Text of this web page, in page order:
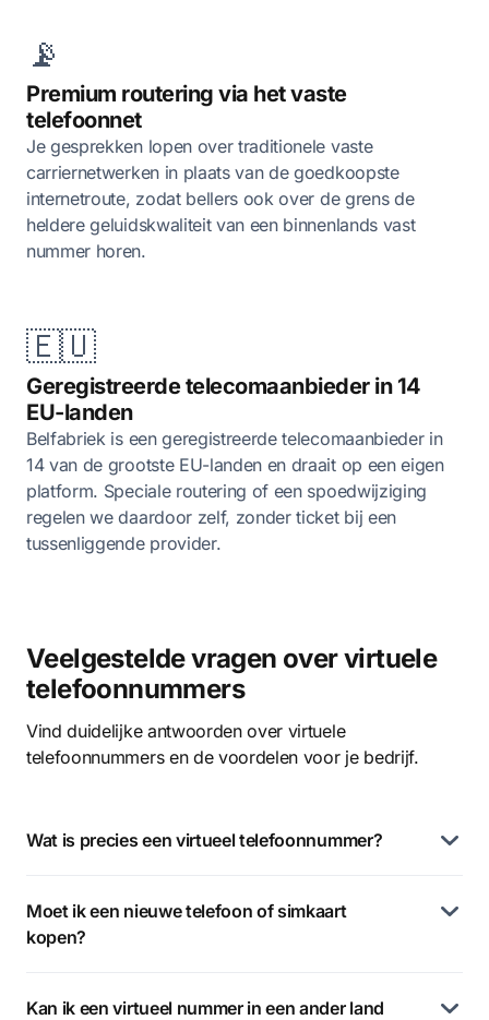
📡
Premium routering via het vaste
telefoonnet
Je gesprekken lopen over traditionele vaste
carriernetwerken in plaats van de goedkoopste
internetroute, zodat bellers ook over de grens de
heldere geluidskwaliteit van een binnenlands vast
nummer horen.
🇪🇺
Geregistreerde telecomaanbieder in 14
EU-landen
Belfabriek is een geregistreerde telecomaanbieder in
14 van de grootste EU-landen en draait op een eigen
platform. Speciale routering of een spoedwijziging
regelen we daardoor zelf, zonder ticket bij een
tussenliggende provider.
Veelgestelde vragen over virtuele
telefoonnummers
Vind duidelijke antwoorden over virtuele
telefoonnummers en de voordelen voor je bedrijf.
Wat is precies een virtueel telefoonnummer?
Moet ik een nieuwe telefoon of simkaart
kopen?
Kan ik een virtueel nummer in een ander land